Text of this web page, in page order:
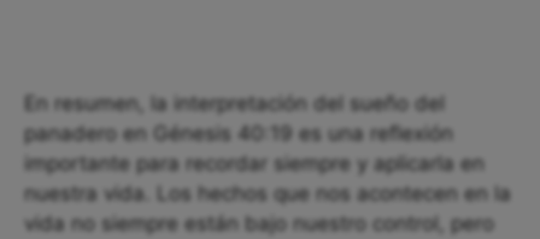
En resumen, la interpretación del sueño del
panadero en Génesis 40:19 es una reflexión
importante para recordar siempre y aplicarla en
nuestra vida. Los hechos que nos acontecen en la
vida no siempre están bajo nuestro control, pero